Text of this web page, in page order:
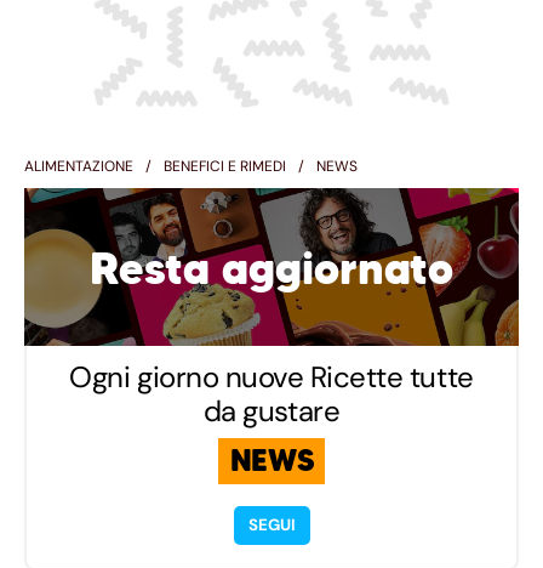
ALIMENTAZIONE BENEFICI E RIMEDI NEWS
Resta aggiornato
Ogni giorno nuove Ricette tutte
da gustare
NEWS
SEGUI